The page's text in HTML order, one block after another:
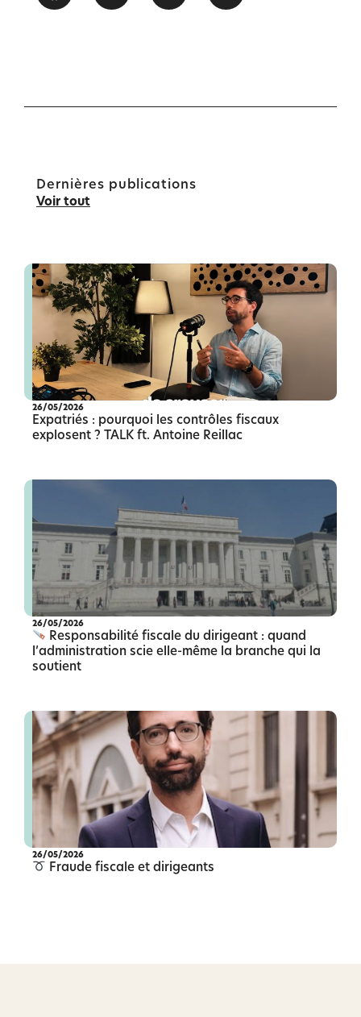
Dernières publications
Voir tout
26/05/2026
Expatriés : pourquoi les contrôles fiscaux
explosent ? TALK ft. Antoine Reillac
26/05/2026
Responsabilité fiscale du dirigeant : quand
l’administration scie elle-même la branche qui la
soutient
26/05/2026
Fraude fiscale et dirigeants